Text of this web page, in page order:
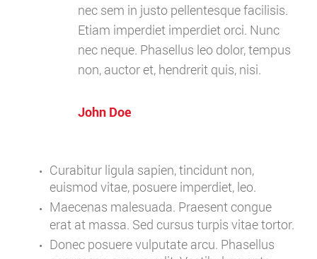
nec sem in justo pellentesque facilisis.
Etiam imperdiet imperdiet orci. Nunc
nec neque. Phasellus leo dolor, tempus
non, auctor et, hendrerit quis, nisi.
John Doe
Curabitur ligula sapien, tincidunt non,
euismod vitae, posuere imperdiet, leo.
Maecenas malesuada. Praesent congue
erat at massa. Sed cursus turpis vitae tortor.
Donec posuere vulputate arcu. Phasellus